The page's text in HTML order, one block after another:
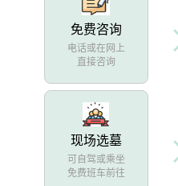
免费咨询
电话或在网上
直接咨询
现场选墓
可自驾或乘坐
免费班车前往